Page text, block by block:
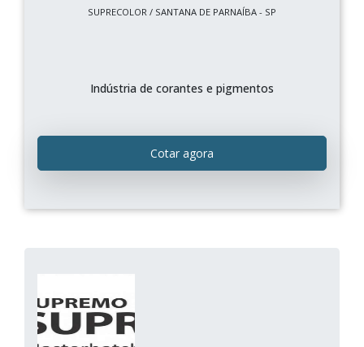
SUPRECOLOR / SANTANA DE PARNAÍBA - SP
Indústria de corantes e pigmentos
Cotar agora